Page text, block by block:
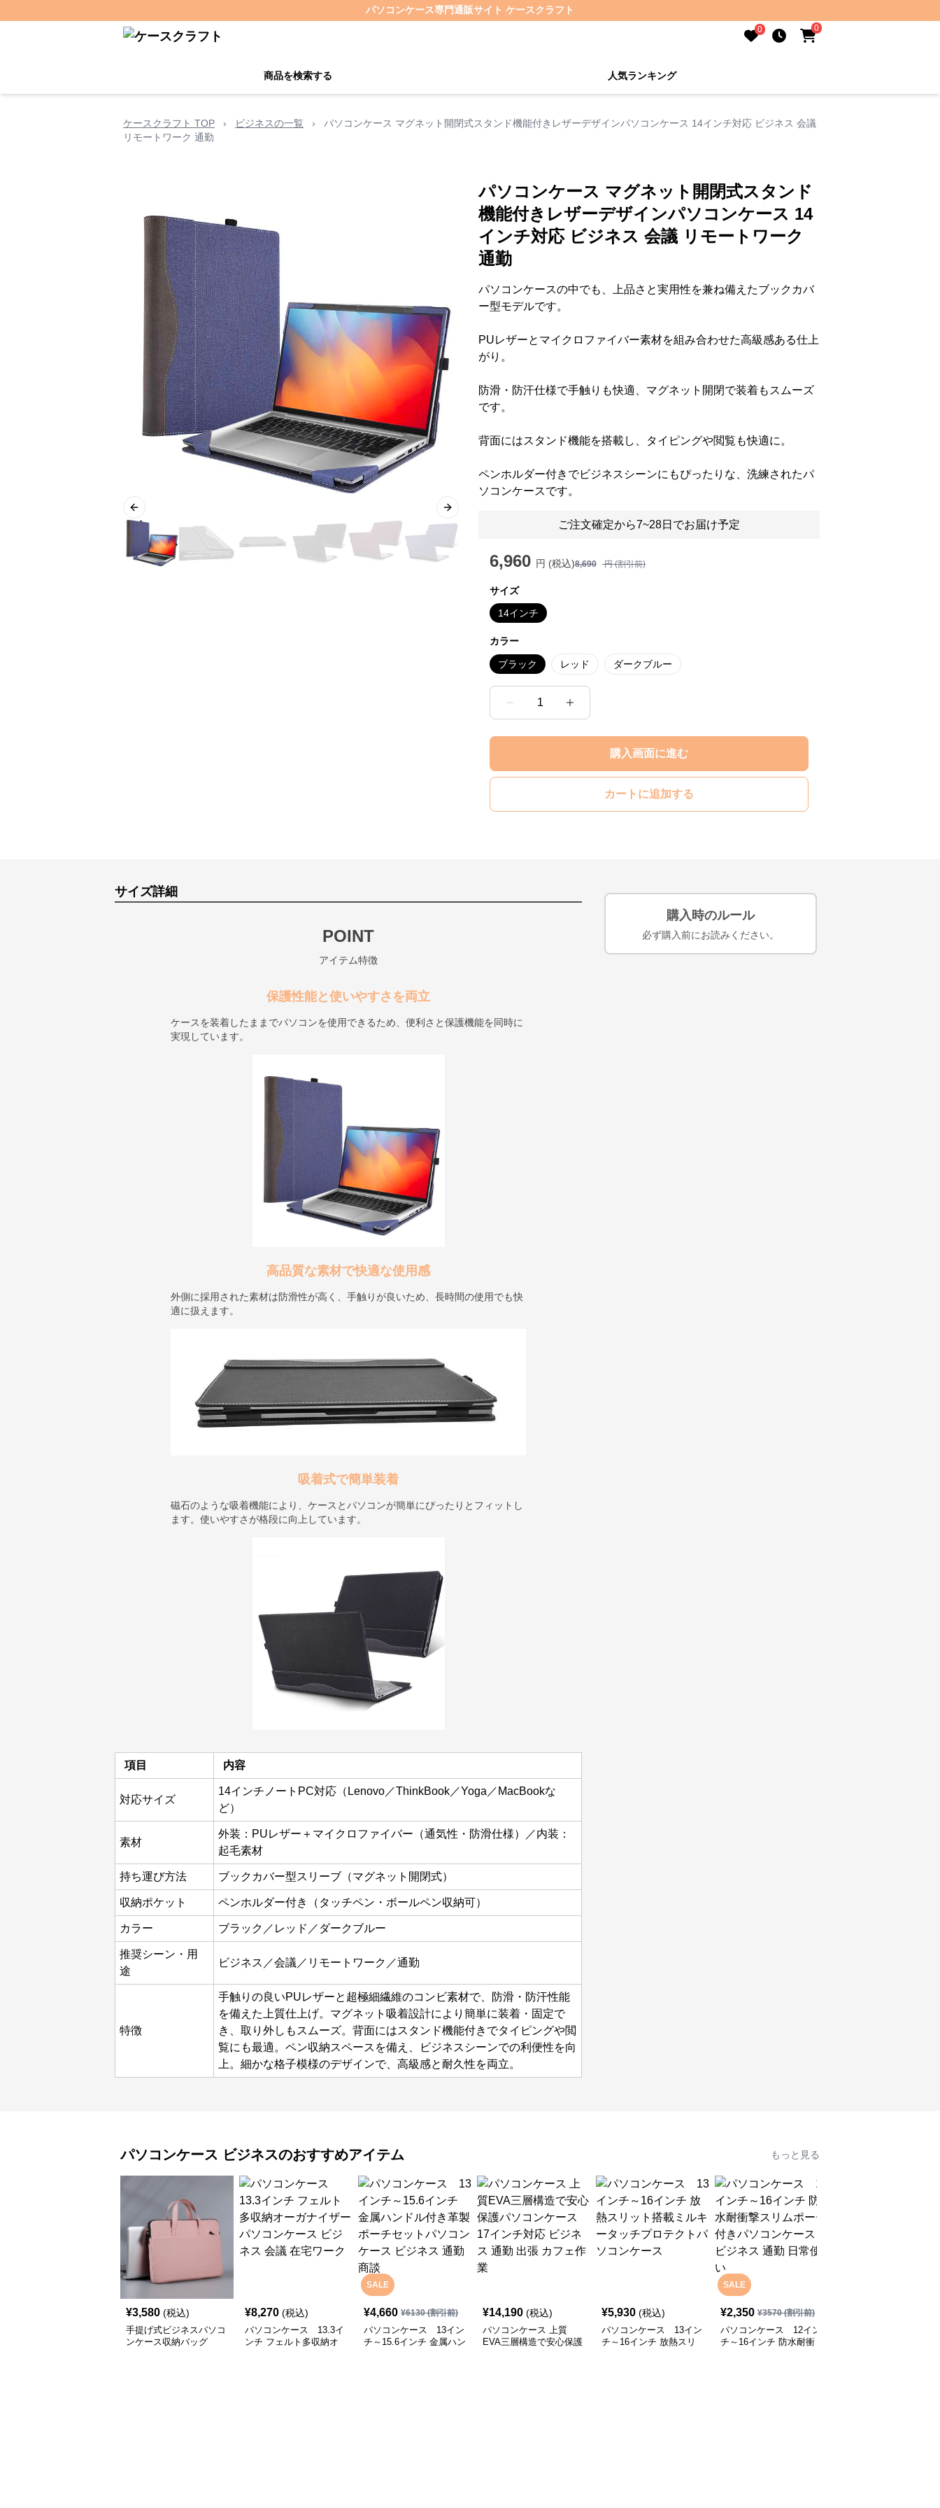
パソコンケース専門通販サイト ケースクラフト
0 0
商品を検索する 人気ランキング
ケースクラフト TOP › ビジネスの一覧 ›
パソコンケース マグネット開閉式スタンド機能付きレザーデザインパソコンケース 14インチ対応 ビジネス 会議
リモートワーク 通勤
Previous slide Next slide
パソコンケース マグネット開閉式スタンド
機能付きレザーデザインパソコンケース 14
インチ対応 ビジネス 会議 リモートワーク
通勤
パソコンケースの中でも、上品さと実用性を兼ね備えたブックカバ
ー型モデルです。
PUレザーとマイクロファイバー素材を組み合わせた高級感ある仕上
がり。
防滑・防汗仕様で手触りも快適、マグネット開閉で装着もスムーズ
です。
背面にはスタンド機能を搭載し、タイピングや閲覧も快適に。
ペンホルダー付きでビジネスシーンにもぴったりな、洗練されたパ
ソコンケースです。
ご注文確定から7~28日でお届け予定
6,960 円 (税込)8,690 円 (割引前)
サイズ
14インチ
カラー
ブラック レッド ダークブルー
1
購入画面に進む
カートに追加する
サイズ詳細
POINT
アイテム特徴
保護性能と使いやすさを両立
ケースを装着したままでパソコンを使用できるため、便利さと保護機能を同時に
実現しています。
高品質な素材で快適な使用感
外側に採用された素材は防滑性が高く、手触りが良いため、長時間の使用でも快
適に扱えます。
吸着式で簡単装着
磁石のような吸着機能により、ケースとパソコンが簡単にぴったりとフィットし
ます。使いやすさが格段に向上しています。
項目 内容
対応サイズ
14インチノートPC対応（Lenovo／ThinkBook／Yoga／MacBookな
ど）
素材
外装：PUレザー＋マイクロファイバー（通気性・防滑仕様）／内装：
起毛素材
持ち運び方法 ブックカバー型スリーブ（マグネット開閉式）
収納ポケット ペンホルダー付き（タッチペン・ボールペン収納可）
カラー ブラック／レッド／ダークブルー
推奨シーン・用
途
ビジネス／会議／リモートワーク／通勤
特徴
手触りの良いPUレザーと超極細繊維のコンビ素材で、防滑・防汗性能
を備えた上質仕上げ。マグネット吸着設計により簡単に装着・固定で
き、取り外しもスムーズ。背面にはスタンド機能付きでタイピングや閲
覧にも最適。ペン収納スペースを備え、ビジネスシーンでの利便性を向
上。細かな格子模様のデザインで、高級感と耐久性を両立。
購入時のルール
必ず購入前にお読みください。
パソコンケース ビジネスのおすすめアイテム もっと見る
¥3,580 (税込)
手提げ式ビジネスパソコ
ンケース収納バッグ
¥8,270 (税込)
パソコンケース 13.3イ
ンチ フェルト多収納オ
SALE
¥4,660 ¥6130(割引前)
パソコンケース 13イン
チ～15.6インチ 金属ハン
¥14,190 (税込)
パソコンケース 上質
EVA三層構造で安心保護
¥5,930 (税込)
パソコンケース 13イン
チ～16インチ 放熱スリ
SALE
¥2,350 ¥3570(割引前)
パソコンケース 12イン
チ～16インチ 防水耐衝